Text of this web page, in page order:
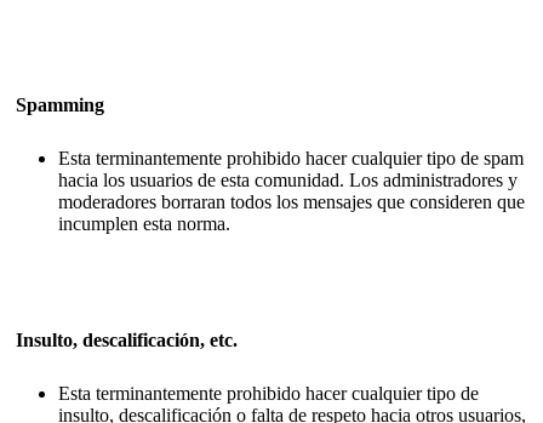
Spamming
Esta terminantemente prohibido hacer cualquier tipo de spam
hacia los usuarios de esta comunidad. Los administradores y
moderadores borraran todos los mensajes que consideren que
incumplen esta norma.
Insulto, descalificación, etc.
Esta terminantemente prohibido hacer cualquier tipo de
insulto, descalificación o falta de respeto hacia otros usuarios,